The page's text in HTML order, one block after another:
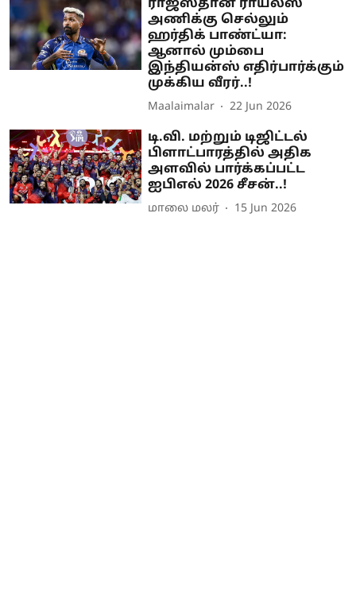
ராஜஸ்தான் ராயல்ஸ்
அணிக்கு செல்லும்
ஹர்திக் பாண்ட்யா:
ஆனால் மும்பை
இந்தியன்ஸ் எதிர்பார்க்கும்
முக்கிய வீரர்..!
Maalaimalar 22 Jun 2026
டி.வி. மற்றும் டிஜிட்டல்
பிளாட்பாரத்தில் அதிக
அளவில் பார்க்கப்பட்ட
ஐபிஎல் 2026 சீசன்..!
மாலை மலர் 15 Jun 2026